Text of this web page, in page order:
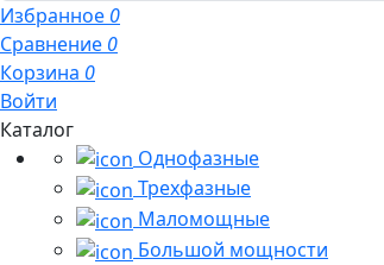
Избранное 0
Сравнение 0
Корзина 0
Войти
Каталог
Однофазные
Трехфазные
Маломощные
Большой мощности